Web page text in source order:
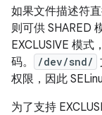
如果文件描述符
则可供 SHARED
EXCLUSIVE 模
码。
/dev/snd/
权限，因此
为了支持